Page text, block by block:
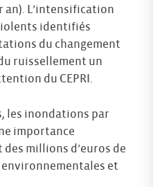
an). L’intensification
identifiés
du changement
ruissellement un
du CEPRI.
les inondations par
importance
millions d’euros de
et